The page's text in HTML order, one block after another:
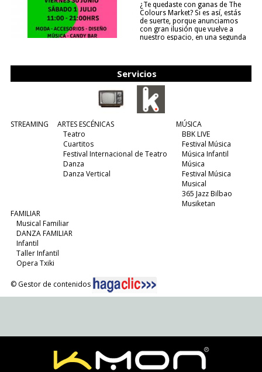
¿Te quedaste con ganas de The
Colours Market? Si es así, estás
de suerte, porque anunciamos
con gran ilusión que vuelve a
nuestro espacio, en una segunda
Servicios
STREAMING
ARTES ESCÉNICAS
Teatro
Cuartitos
Festival Internacional de Teatro
Danza
Danza Vertical
MÚSICA
BBK LIVE
Festival Música
Música Infantil
Música
Festival Música
Musical
365 Jazz Bilbao
Musiketan
FAMILIAR
Musical Familiar
DANZA FAMILIAR
Infantil
Taller Infantil
Opera Txiki
© Gestor de contenidos